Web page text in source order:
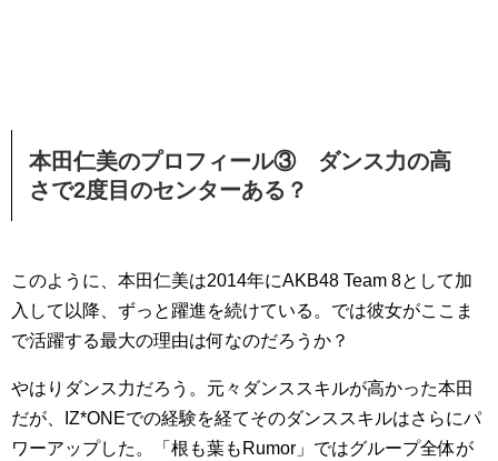
本田仁美のプロフィール③ ダンス力の高
さで2度目のセンターある？
このように、本田仁美は2014年にAKB48 Team 8として加
入して以降、ずっと躍進を続けている。では彼女がここま
で活躍する最大の理由は何なのだろうか？
やはりダンス力だろう。元々ダンススキルが高かった本田
だが、IZ*ONEでの経験を経てそのダンススキルはさらにパ
ワーアップした。「根も葉もRumor」ではグループ全体が